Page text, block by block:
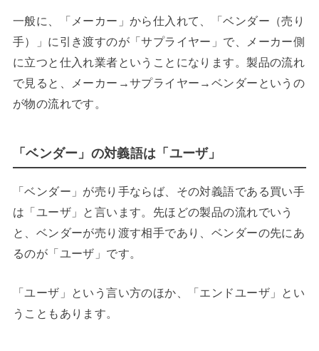
一般に、「メーカー」から仕入れて、「ベンダー（売り
手）」に引き渡すのが「サプライヤー」で、メーカー側
に立つと仕入れ業者ということになります。製品の流れ
で見ると、メーカー→サプライヤー→ベンダーというの
が物の流れです。
「ベンダー」の対義語は「ユーザ」
「ベンダー」が売り手ならば、その対義語である買い手
は「ユーザ」と言います。先ほどの製品の流れでいう
と、ベンダーが売り渡す相手であり、ベンダーの先にあ
るのが「ユーザ」です。
「ユーザ」という言い方のほか、「エンドユーザ」とい
うこともあります。